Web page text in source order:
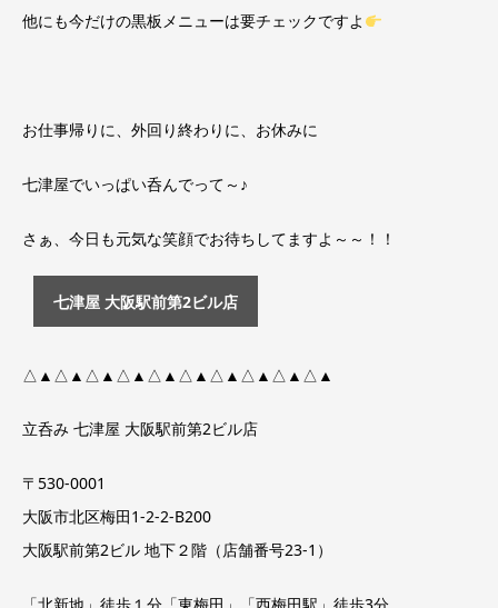
他にも今だけの黒板メニューは要チェックですよ
お仕事帰りに、外回り終わりに、お休みに
七津屋でいっぱい呑んでって～♪
さぁ、今日も元気な笑顔でお待ちしてますよ～～！！
七津屋 大阪駅前第2ビル店
△▲△▲△▲△▲△▲△▲△▲△▲△▲△▲
立呑み 七津屋 大阪駅前第2ビル店
〒530-0001
大阪市北区梅田1-2-2-B200
大阪駅前第2ビル 地下２階（店舗番号23-1）